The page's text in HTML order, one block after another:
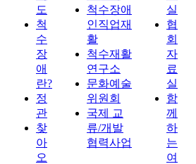
도
척
수
장
애
란?
정
관
찾
아
오
척수장애
인직업재
활
척수재활
연구소
문화예술
위원회
국제 교
류/개발
협력사업
실
협
회
자
료
실
함
께
하
는
여